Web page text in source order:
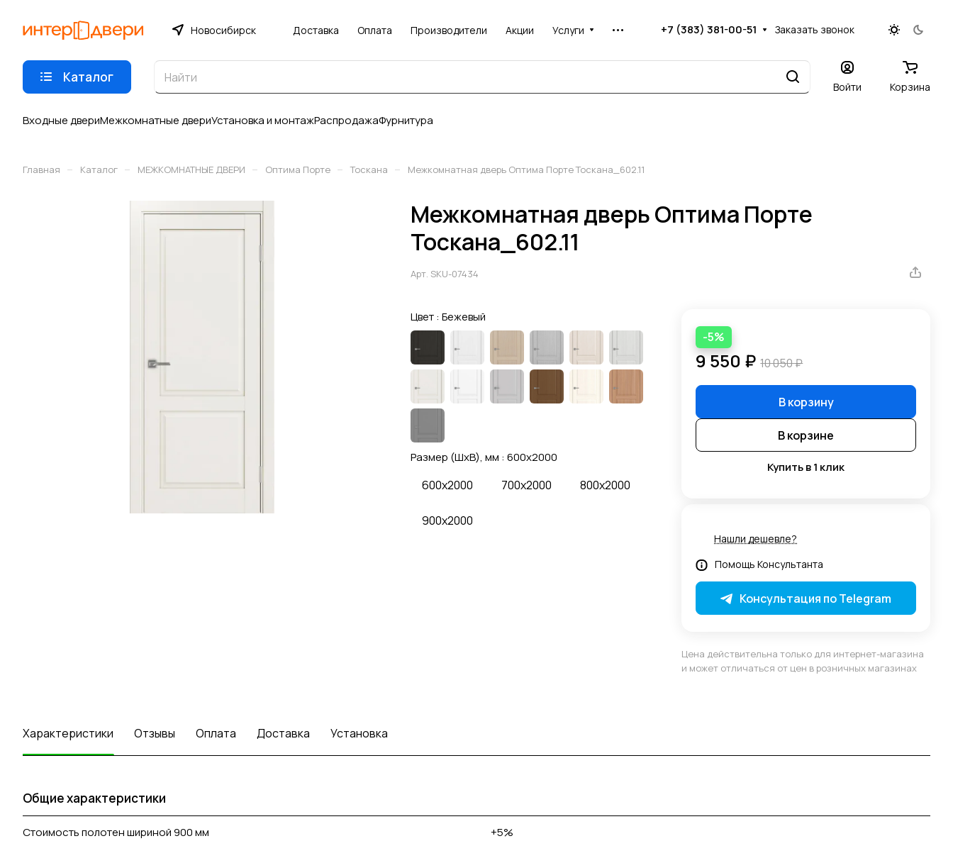
Новосибирск Доставка Оплата Производители Акции Услуги +7 (383) 381-00-51 Заказать звонок
Каталог
Войти Корзина
Входные двериМежкомнатные двериУстановка и монтажРаспродажаФурнитура
Главная – Каталог – МЕЖКОМНАТНЫЕ ДВЕРИ – Оптима Порте – Тоскана – Межкомнатная дверь Оптима Порте Тоскана_602.11
Межкомнатная дверь Оптима Порте
Тоскана_602.11
Арт. SKU-07434
Цвет : Бежевый
Размер (ШхВ), мм : 600x2000
600x2000 700x2000 800x2000
900x2000
-5%
9 550 ₽ 10 050 ₽
В корзину
В корзине
Купить в 1 клик
Нашли дешевле?
Помощь Консультанта
Консультация по Telegram
Цена действительна только для интернет-магазина
и может отличаться от цен в розничных магазинах
Характеристики Отзывы Оплата Доставка Установка
Общие характеристики
Стоимость полотен шириной 900 мм +5%